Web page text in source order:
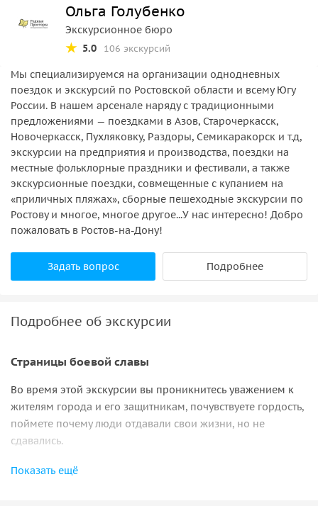
Ольга Голубенко
Экскурсионное бюро
5.0
106 экскурсий
Мы специализируемся на организации однодневных
поездок и экскурсий по Ростовской области и всему Югу
России. В нашем арсенале наряду с традиционными
предложениями — поездками в Азов, Старочеркасск,
Новочеркасск, Пухляковку, Раздоры, Семикаракорск и т.д,
экскурсии на предприятия и производства, поездки на
местные фольклорные праздники и фестивали, а также
экскурсионные поездки, совмещенные с купанием на
«приличных пляжах», сборные пешеходные экскурсии по
Ростову и многое, многое другое...У нас интересно! Добро
пожаловать в Ростов-на-Дону!
Задать вопрос Подробнее
Подробнее об экскурсии
Страницы боевой славы
Во время этой экскурсии вы проникнитесь уважением к
жителям города и его защитникам, почувствуете гордость,
поймете почему люди отдавали свои жизни, но не
сдавались.
Узнаете как жил город во время оккупации.
Показать ещё